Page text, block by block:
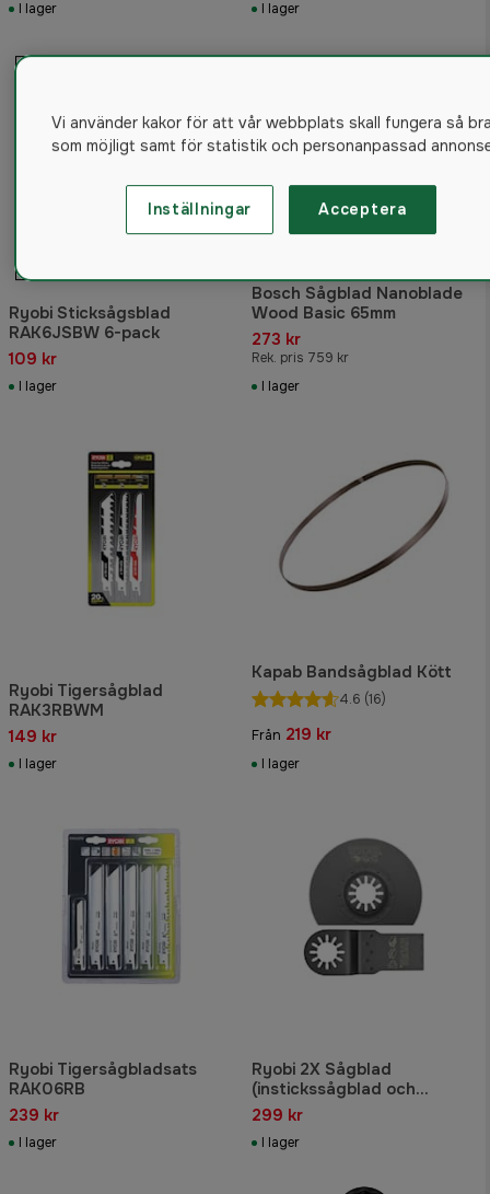
I lager
I lager
Ryobi Sticksågsblad
RAK6JSBW 6-pack
109 kr
I lager
Bosch Sågblad Nanoblade
Wood Basic 65mm
273 kr
Rek. pris 759 kr
I lager
Ryobi Tigersågblad
RAK3RBWM
149 kr
I lager
Kapab Bandsågblad Kött
4.6 (16)
Från 219 kr
I lager
Ryobi Tigersågbladsats
RAK06RB
239 kr
I lager
Ryobi 2X Sågblad
(instickssågblad och
segmentsågklinga)
RAK02MT
299 kr
I lager
Vi använder kakor för att vår webbplats skall fungera så
som möjligt samt för statistik och personanpassad
Inställningar Acceptera